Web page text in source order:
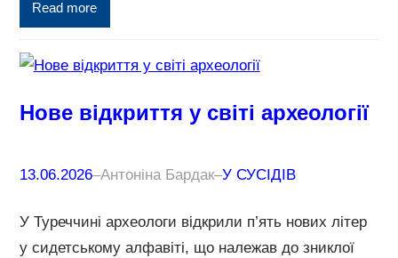
Read more
Нове відкриття у світі археології
13.06.2026–Антоніна Бардак–У СУСІДІВ
У Туреччині археологи відкрили п’ять нових літер
у сидетському алфавіті, що належав до зниклої